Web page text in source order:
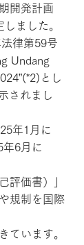
開発計画
ました。
法律第59号
Undang
とし
されまし
年1月に
年6月に
評価書）」
規制を国際
ています。